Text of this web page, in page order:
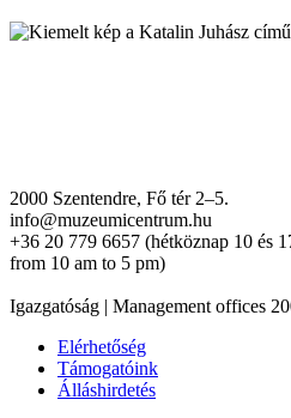
2000 Szentendre, Fő tér 2–5.
info@muzeumicentrum.hu
+36 20 779 6657 (hétköznap 10 és
from 10 am to 5 pm)
Igazgatóság | Management offices
Elérhetőség
Támogatóink
Álláshirdetés